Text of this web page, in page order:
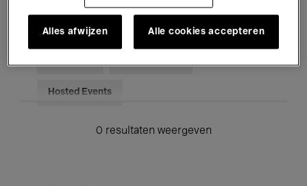
Voor iedereen Kids’ Palace
Hosted Events
0 resultaten weergeven
Alles afwijzen Alle cookies accepteren